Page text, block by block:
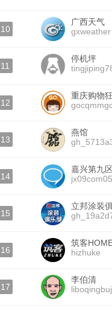
10
广西天气
gxweather
11
停机坪
12
重庆购物
13
燕馆
14
嘉兴第九
15
立邦涂装
16
筑客
hizhuke
17
李伯清